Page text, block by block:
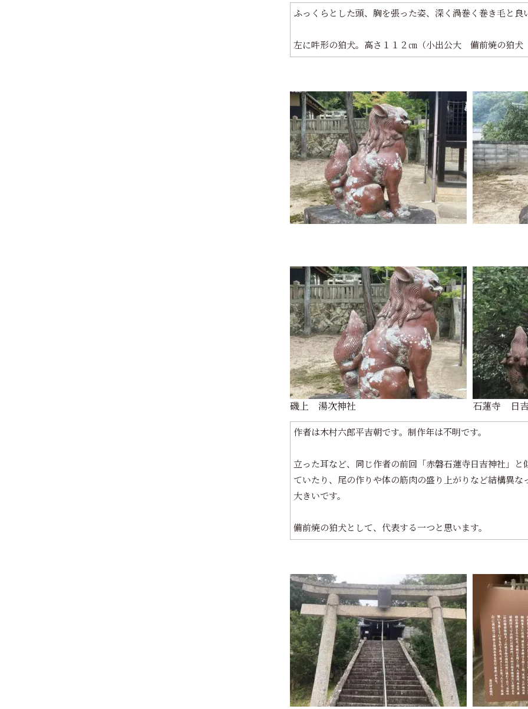
ふっくらとした頭、胸を張った姿、深く渦巻く巻き毛と良
左に吽形の狛犬。高さ１１２㎝（小出公大 備前焼の狛犬
磯上 湯次神社 石蓮寺 日
作者は木村六郎平吉朝です。制作年は不明です。
立った耳など、同じ作者の前回「赤磐石蓮寺日吉神社」
ていたり、尾の作りや体の筋肉の盛り上がりなど結構異な
大きいです。
備前焼の狛犬として、代表する一つと思います。